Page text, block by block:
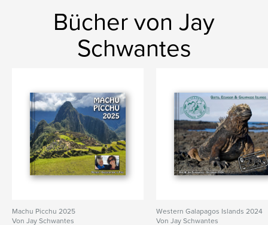
Bücher von Jay
Schwantes
Machu Picchu 2025
Von Jay Schwantes
Western Galapagos Islands 2024
Von Jay Schwantes